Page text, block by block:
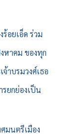
อยเอ็ด ร่วม
หาคม ของทุก
าบรมวงศ์เธอ
รยกย่องเป็น
มนตรีเมือง